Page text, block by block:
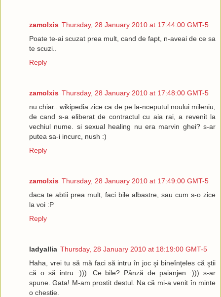
zamolxis Thursday, 28 January 2010 at 17:44:00 GMT-5
Poate te-ai scuzat prea mult, cand de fapt, n-aveai de ce sa
te scuzi..
Reply
zamolxis Thursday, 28 January 2010 at 17:48:00 GMT-5
nu chiar.. wikipedia zice ca de pe la-nceputul noului mileniu,
de cand s-a eliberat de contractul cu aia rai, a revenit la
vechiul nume. si sexual healing nu era marvin ghei? s-ar
putea sa-i incurc, nush :)
Reply
zamolxis Thursday, 28 January 2010 at 17:49:00 GMT-5
daca te abtii prea mult, faci bile albastre, sau cum s-o zice
la voi :P
Reply
ladyallia Thursday, 28 January 2010 at 18:19:00 GMT-5
Haha, vrei tu să mă faci să intru în joc şi bineînţeles că ştii
că o să intru :))). Ce bile? Pânză de paianjen :))) s-ar
spune. Gata! M-am prostit destul. Na că mi-a venit în minte
o chestie.